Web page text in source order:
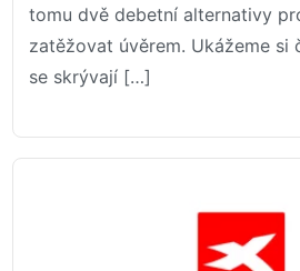
tomu dvě debetní alternativy
zatěžovat úvěrem. Ukážeme si
se skrývají […]